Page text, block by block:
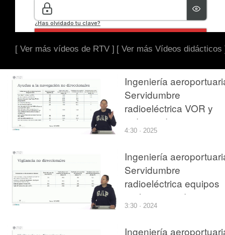
[ Ver más vídeos de RTV ] [ Ver más Vídeos didácticos
Ingeniería
Servidumbre
radioeléctrica VOR y
radioayudas no
direccionales (tts: en)
4:30 · 2025
Ingeniería
Servidumbre
radioeléctrica equipos
vigilancia no
3:30 · 2024
Ingeniería